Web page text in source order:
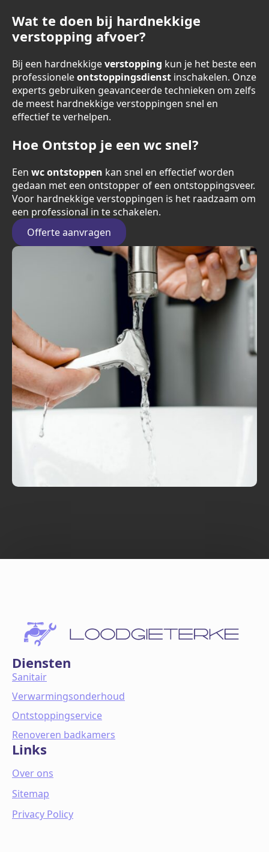
Wat te doen bij hardnekkige
verstopping afvoer?
Bij een hardnekkigeverstopping kun je het beste een
professioneleontstoppingsdienst inschakelen. Onze
experts gebruiken geavanceerde technieken om zelfs
de meest hardnekkige verstoppingen snel en
effectief te verhelpen.
Hoe Ontstop je een wc snel?
Een wc ontstoppen kan snel en effectief worden
gedaan met een ontstopper of een ontstoppingsveer.
Voor hardnekkige verstoppingen is het raadzaam om
een professional in te schakelen.
Offerte aanvragen
Diensten
Sanitair
Verwarmingsonderhoud
Ontstoppingservice
Renoveren badkamers
Links
Over ons
Sitemap
Privacy Policy